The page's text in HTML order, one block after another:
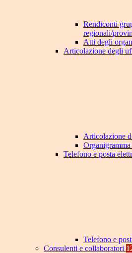
Rendiconti
regionali/
Atti degli
Articolazione degli
Articolazione
Organigramma
Telefono e posta
Telefono e
Consulenti e collaboratori